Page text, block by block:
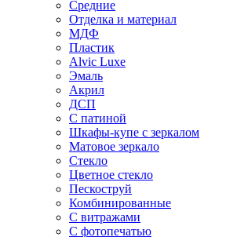
Средние
Отделка и материал
МДФ
Пластик
Alvic Luxe
Эмаль
Акрил
ДСП
С патиной
Шкафы-купе с зеркалом
Матовое зеркало
Стекло
Цветное стекло
Пескоструй
Комбинированные
С витражами
С фотопечатью